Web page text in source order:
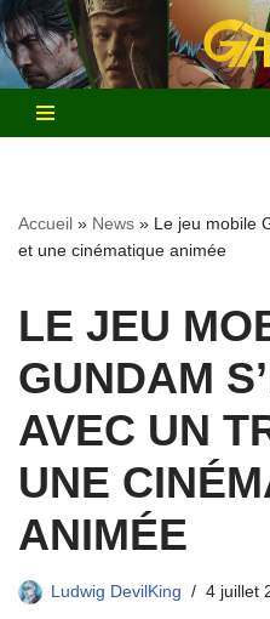
Aller
au
contenu
Accueil » News » Le jeu mobile
et une cinématique animée
LE JEU
GUNDAM
AVEC UN
UNE
ANIMÉE
Ludwig DevilKing 4 juillet